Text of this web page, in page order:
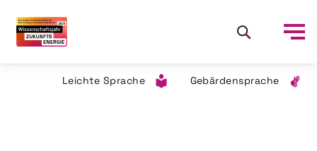
Leichte Sprache Gebärdensprache